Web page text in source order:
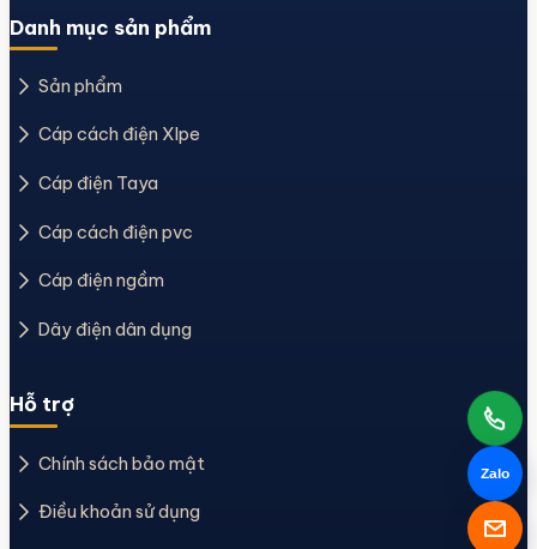
Danh mục sản phẩm
Sản phẩm
Cáp cách điện Xlpe
Cáp điện Taya
Cáp cách điện pvc
Cáp điện ngầm
Dây điện dân dụng
Hỗ trợ
Chính sách bảo mật
Điều khoản sử dụng
Zalo